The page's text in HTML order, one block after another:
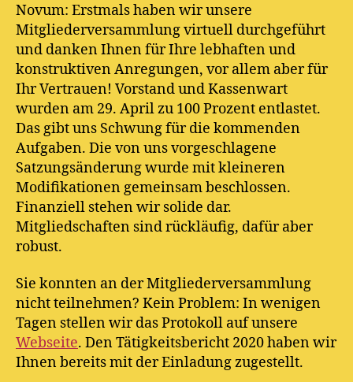
Novum: Erstmals haben wir unsere
Mitgliederversammlung virtuell durchgeführt
und danken Ihnen für Ihre lebhaften und
konstruktiven Anregungen, vor allem aber für
Ihr Vertrauen! Vorstand und Kassenwart
wurden am 29. April zu 100 Prozent entlastet.
Das gibt uns Schwung für die kommenden
Aufgaben. Die von uns vorgeschlagene
Satzungsänderung wurde mit kleineren
Modifikationen gemeinsam beschlossen.
Finanziell stehen wir solide dar.
Mitgliedschaften sind rückläufig, dafür aber
robust.
Sie konnten an der Mitgliederversammlung
nicht teilnehmen? Kein Problem: In wenigen
Tagen stellen wir das Protokoll auf unsere
Webseite. Den Tätigkeitsbericht 2020 haben wir
Ihnen bereits mit der Einladung zugestellt.